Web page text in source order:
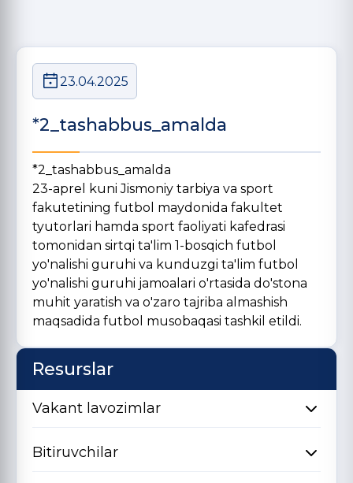
23.04.2025
*2_tashabbus_amalda
*2_tashabbus_amalda
23-aprel kuni Jismoniy tarbiya va sport
fakutetining futbol maydonida fakultet
tyutorlari hamda sport faoliyati kafedrasi
tomonidan sirtqi ta'lim 1-bosqich futbol
yo'nalishi guruhi va kunduzgi ta'lim futbol
yo'nalishi guruhi jamoalari o'rtasida do'stona
muhit yaratish va o'zaro tajriba almashish
maqsadida futbol musobaqasi tashkil etildi.
Resurslar
Vakant lavozimlar
Bitiruvchilar